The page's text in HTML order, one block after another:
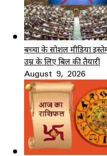
बच्चों के सोशल मीडिया
उम्र के लिए बिल की तैयारी
August 9, 2026